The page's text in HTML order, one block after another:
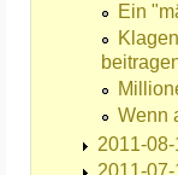
Ein
Wenn
2011-08-